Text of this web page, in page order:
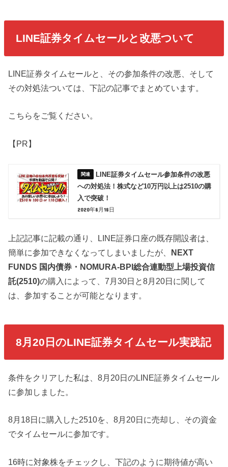
LINE証券タイムセールと改悪ついて
LINE証券タイムセールと、その参加条件の改悪、そして
その対処法ついては、下記の記事でまとめています。
こちらをご覧ください。
【PR】
LINE証券タイムセール参加条件の改悪
への対処法！株式など10万円以上は2510の購
入で突破！
2020年8月18日
上記記事に記載の通り、LINE証券口座の既存開設者は、
簡単に参加できなくなってしまいましたが、 NEXT
FUNDS 国内債券・NOMURA-BPI総合連動型上場投資信
託(2510)の購入によって、7月30日と8月20日に関して
は、参加することが可能となります。
8月20日のLINE証券タイムセール実践記
条件をクリアした私は、8月20日のLINE証券タイムセール
に参加しました。
8月18日に購入した2510を、8月20日に売却し、その資金
でタイムセールに参加です。
16時に対象株をチェックし、下記のように期待値が高い